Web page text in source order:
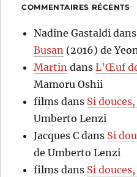
COMMENTAIRES RÉCENTS
Nadine Gastaldi
Busan (2016) de
Martin dansL’Œuf
Mamoru Oshii
films dans Si
Umberto Lenzi
Jacques C dans Si
de Umberto Lenzi
films dans Si